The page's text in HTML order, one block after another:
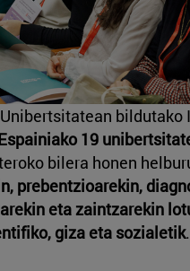
bildutako
19
bilera honen
prebentzioarekin,
eta zaintzarekin
giza eta sozialetik.